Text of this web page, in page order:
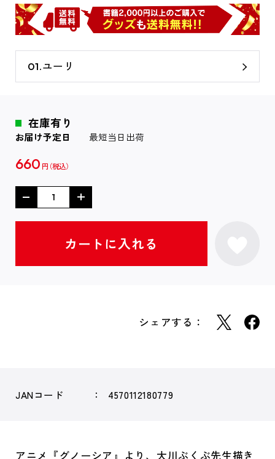
01.ユーリ
在庫有り
お届け予定日 最短当日出荷
660 円
シェアする：
JANコード 4570112180779
アニメ『グノーシア』より、大川ぶくぶ先生描き